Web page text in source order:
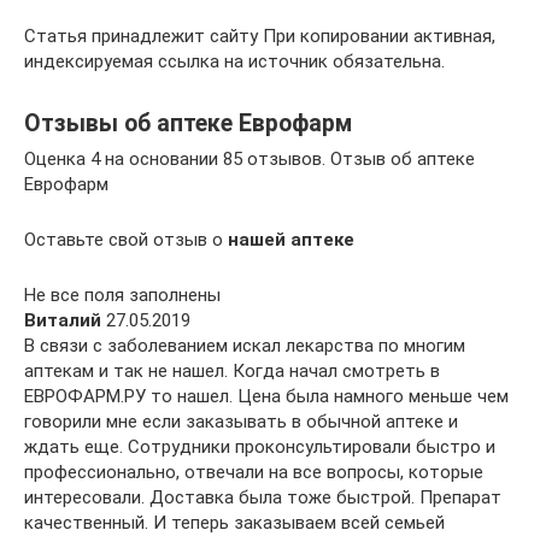
Статья принадлежит сайту При копировании активная,
индексируемая ссылка на источник обязательна.
Отзывы об аптеке Еврофарм
Оценка 4 на основании 85 отзывов. Отзыв об аптеке
Еврофарм
Оставьте свой отзыв о нашей аптеке
Не все поля заполнены
Виталий 27.05.2019
В связи с заболеванием искал лекарства по многим
аптекам и так не нашел. Когда начал смотреть в
ЕВРОФАРМ.РУ то нашел. Цена была намного меньше чем
говорили мне если заказывать в обычной аптеке и
ждать еще. Сотрудники проконсультировали быстро и
профессионально, отвечали на все вопросы, которые
интересовали. Доставка была тоже быстрой. Препарат
качественный. И теперь заказываем всей семьей